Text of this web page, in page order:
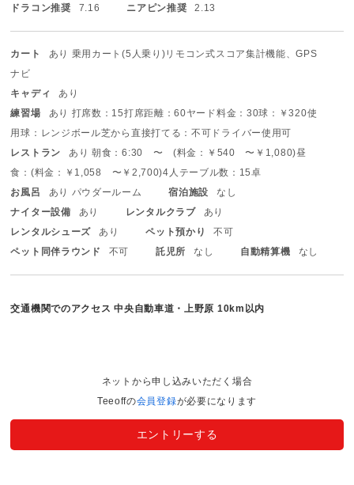
ドラコン推奨
7.16 ニアピン推奨 2.13
カート あり 乗用カート(5人乗り) リモコン式スコア集計機能、GPS
ナビ
キャディ
あり
練習場
あり 打席数：15打席距離：60ヤード料金：30球：￥320使
用球：レンジボール芝から直接打てる：不可 ドライバー使用可
レストラン
あり 朝食：6:30 〜 (料金：￥540 〜￥1,080)昼
食：(料金：￥1,058 〜￥2,700)4人テーブル数：15卓
お風呂
あり パウダールーム 宿泊施設
なし
ナイター設備
あり レンタルクラブ
あり
レンタルシューズ
あり ペット預かり
不可
ペット同伴ラウンド
不可 託児所 なし 自動精算機 なし
交通機関でのアクセス中央自動車道・上野原 10km以内
ネットから申し込みいただく場合
Teeoffの会員登録が必要になります
エントリーする